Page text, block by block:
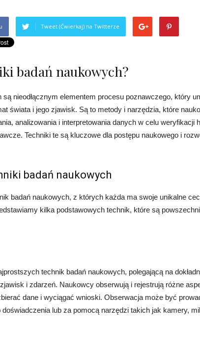
Tweet (Ćwierkaj) na Twitterze
badań naukowych?
są nieodłącznym elementem procesu poznawczego, który
świata i jego zjawisk. Są to metody i narzędzia, które
analizowania i interpretowania danych w celu weryfikacji
Techniki te są kluczowe dla postępu naukowego i
badań naukowych
badań naukowych, z których każda ma swoje unikalne
kilka podstawowych technik, które są
technik badań naukowych, polegającą na
i zdarzeń. Naukowcy obserwują i rejestrują różne
dane i wyciągać wnioski. Obserwacja może być
doświadczenia lub za pomocą narzędzi takich jak kamery,